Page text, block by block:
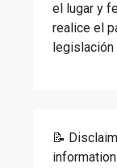
el lugar y
realice el
legislación
📝